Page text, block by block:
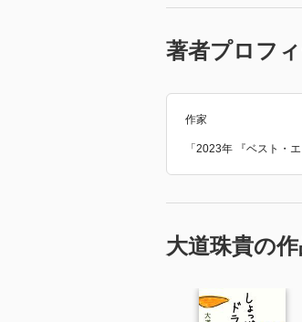
著者プロフ
作家
「2023年 『ベスト・
大道珠貴の